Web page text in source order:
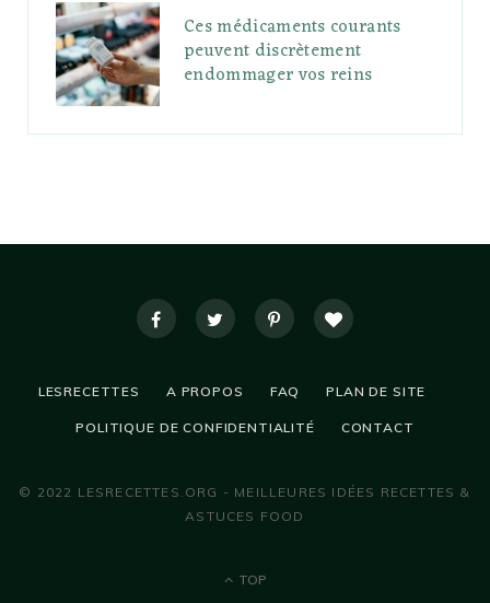
Ces médicaments courants
peuvent discrètement
endommager vos reins
LESRECETTES A PROPOS FAQ PLAN DE SITE
POLITIQUE DE CONFIDENTIALITÉ CONTACT
© 2022 LESRECETTES.ORG - MEILLEURES IDÉES RECETTES &
ASTUCES FOOD
TOP